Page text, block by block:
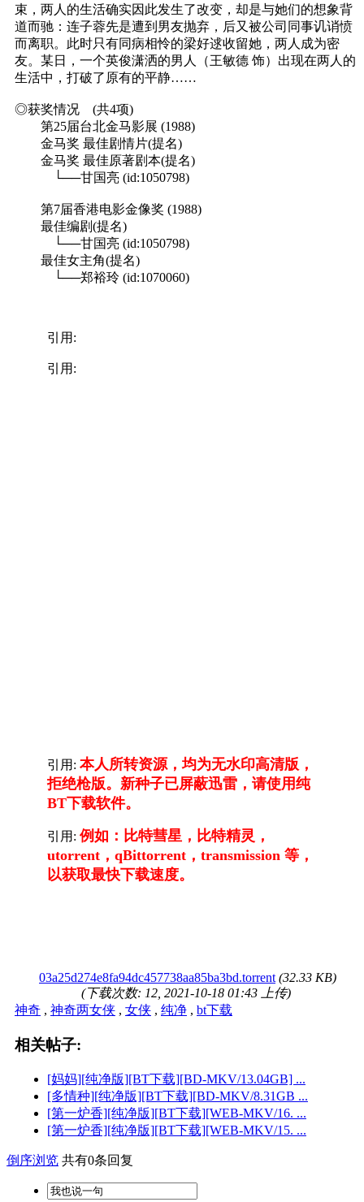
束，两人的生活确实因此发生了改变，却是与她们的想象背
道而驰：连子蓉先是遭到男友抛弃，后又被公司同事讥诮愤
而离职。此时只有同病相怜的梁好逑收留她，两人成为密
友。某日，一个英俊潇洒的男人（王敏德 饰）出现在两人的
生活中，打破了原有的平静……
◎获奖情况 (共4项)
第25届台北金马影展 (1988)
金马奖 最佳剧情片(提名)
金马奖 最佳原著剧本(提名)
└──甘国亮 (id:1050798)
第7届香港电影金像奖 (1988)
最佳编剧(提名)
└──甘国亮 (id:1050798)
最佳女主角(提名)
└──郑裕玲 (id:1070060)
引用:
引用:
引用: 本人所转资源，均为无水印高清版，
拒绝枪版。新种子已屏蔽迅雷，请使用纯
BT下载软件。
引用: 例如：比特彗星，比特精灵，
utorrent，qBittorrent，transmission 等，
以获取最快下载速度。
03a25d274e8fa94dc457738aa85ba3bd.torrent (32.33 KB)
(下载次数: 12, 2021-10-18 01:43 上传)
神奇 , 神奇两女侠 , 女侠 , 纯净 , bt下载
相关帖子:
[妈妈][纯净版][BT下载][BD-MKV/13.04GB] ...
[多情种][纯净版][BT下载][BD-MKV/8.31GB ...
[第一炉香][纯净版][BT下载][WEB-MKV/16. ...
[第一炉香][纯净版][BT下载][WEB-MKV/15. ...
倒序浏览 共有0条回复